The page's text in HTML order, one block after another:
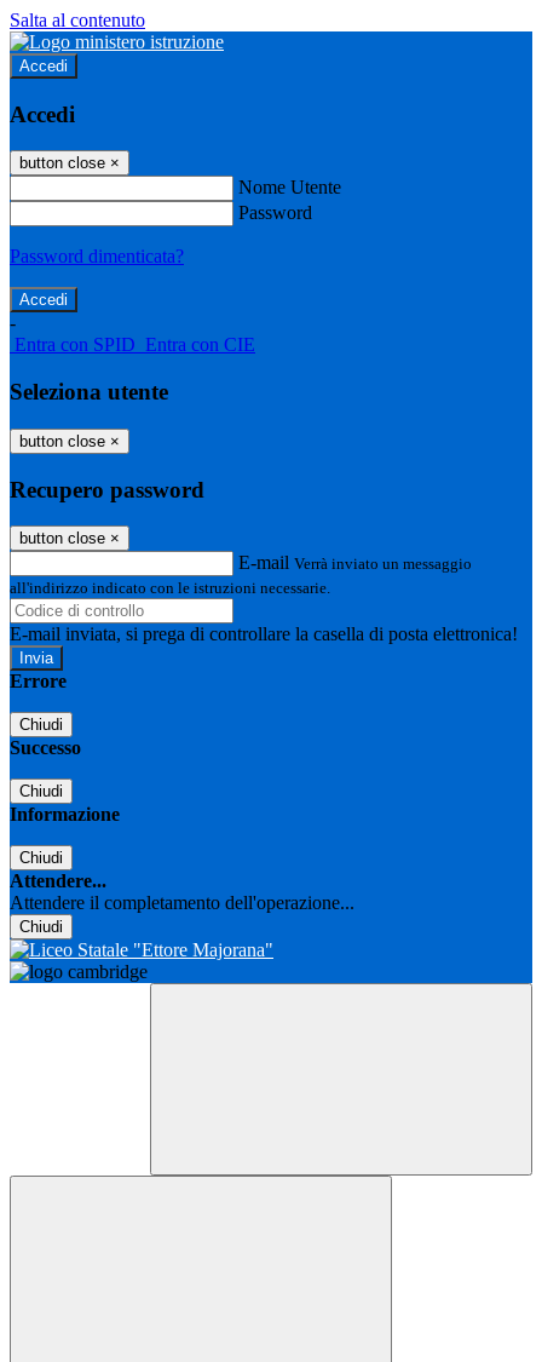
Salta al contenuto
Accedi
Accedi
button close ×
Nome Utente
Password
Password dimenticata?
-
Entra con SPID Entra con CIE
Seleziona utente
button close ×
Recupero password
button close ×
E-mail Verrà inviato un messaggio
all'indirizzo indicato con le istruzioni necessarie.
E-mail inviata, si prega di controllare la casella di posta elettronica!
Errore
Chiudi
Successo
Chiudi
Informazione
Chiudi
Attendere...
Attendere il completamento dell'operazione...
Chiudi